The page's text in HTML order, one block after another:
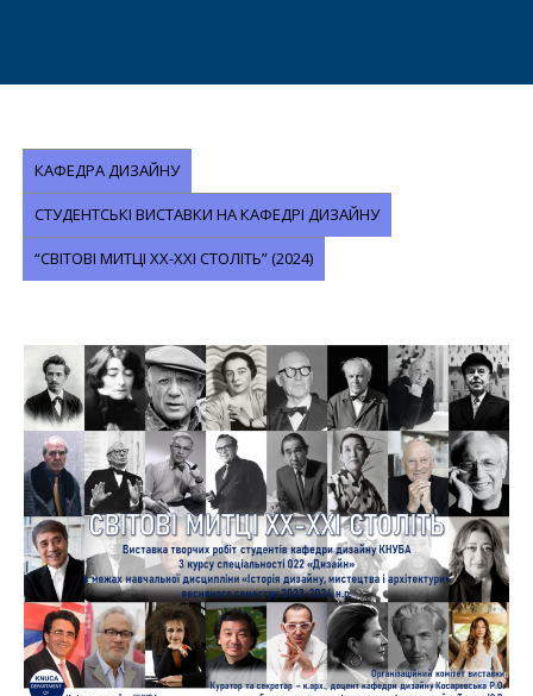
КАФЕДРА ДИЗАЙНУ
СТУДЕНТСЬКІ ВИСТАВКИ НА КАФЕДРІ ДИЗАЙНУ
“СВІТОВІ МИТЦІ XX-XXI СТОЛІТЬ” (2024)